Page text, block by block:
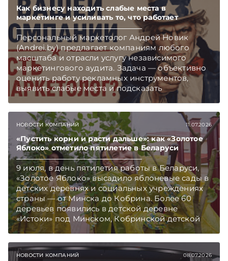
TelegramViber
Как бизнесу находить слабые места в
маркетинге и усиливать то, что работает
Персональный маркетолог Андрей Новик
(Andrei.by) предлагает компаниям любого
масштаба и отрасли услугу независимого
маркетингового аудита. Задача — объективно
оценить работу рекламных инструментов,
выявить слабые места и подсказать
направления, которые способны принести
НОВОСТИ КОМПАНИЙ 11.07.2026
«Пустить корни и расти дальше»: как «Золотое
Яблоко» отметило пятилетие в Беларуси
9 июля, в день пятилетия работы в Беларуси,
«Золотое Яблоко» высадило яблоневые сады в
детских деревнях и социальных учреждениях
страны — от Минска до Кобрина. Более 60
деревьев появились в детской деревне
«Истоки» под Минском, Кобринской детской
деревне и в детских домах семейного типа.
мастер-классы в детскую деревню «Истоки».
НОВОСТИ КОМПАНИЙ 08.07.2026